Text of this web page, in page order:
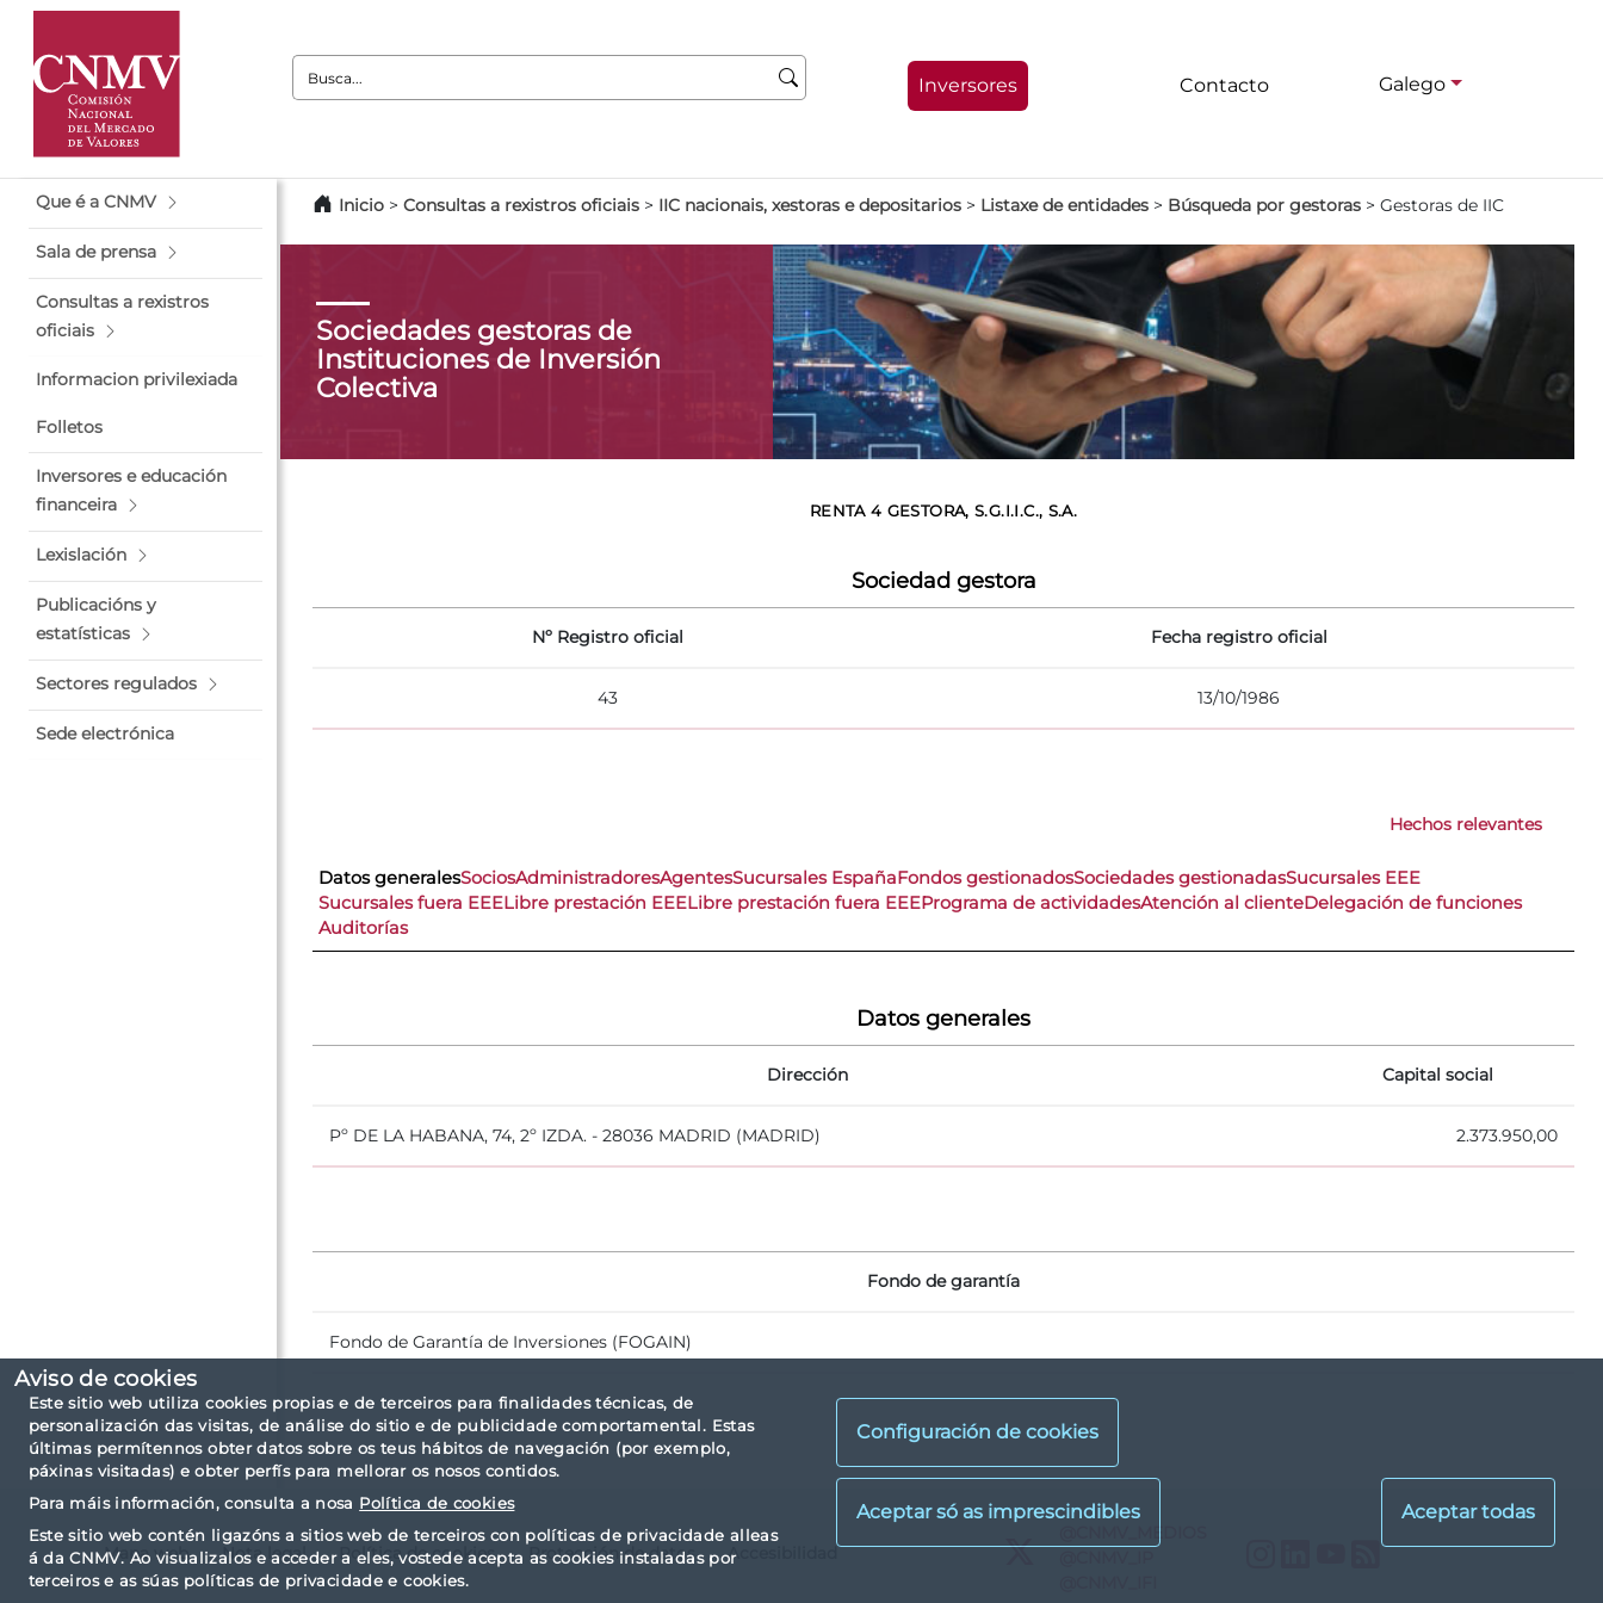
Aviso de cookies
Este sitio web utiliza cookies propias e de terceiros para finalidades técnicas, de
personalización das visitas, de análise do sitio e de publicidade comportamental. Estas
últimas permítennos obter datos sobre os teus hábitos de navegación (por exemplo,
páxinas visitadas) e obter perfís para mellorar os nosos contidos.
Para máis información, consulta a nosa Política de cookies
Este sitio web contén ligazóns a sitios web de terceiros con políticas de privacidade alleas
á da CNMV. Ao visualizalos e acceder a eles, vostede acepta as cookies instaladas por
terceiros e as súas políticas de privacidade e cookies.
Configuración de cookies
Busca:
Inversores Contacto Galego
Que é a CNMV
Sala de prensa
Consultas a rexistros
oficiais
Informacion privilexiada
Folletos
Inversores e educación
financeira
Lexislación
Publicacións y
estatísticas
Sectores regulados
Sede electrónica
Inicio > Consultas a rexistros oficiais > IIC nacionais, xestoras e depositarios > Listaxe de entidades > Búsqueda por gestoras > Gestoras de IIC
Sociedades gestoras de
Instituciones de Inversión
Colectiva
RENTA 4 GESTORA, S.G.I.I.C., S.A.
Sociedad gestora
Nº Registro oficial Fecha registro oficial
43 13/10/1986
Hechos relevantes
Datos generalesSociosAdministradoresAgentesSucursales EspañaFondos gestionadosSociedades gestionadasSucursales EEE
Sucursales fuera EEELibre prestación EEELibre prestación fuera EEEPrograma de actividadesAtención al clienteDelegación de funciones
Auditorías
Datos generales
Dirección Capital social
Pº DE LA HABANA, 74, 2º IZDA. - 28036 MADRID (MADRID) 2.373.950,00
Fondo de garantía
Fondo de Garantía de Inversiones (FOGAIN)
Mapa web Nota legal Política de cookies Protección de datos Accesibilidad Instagram
LinkedIn
YouTube
RSS